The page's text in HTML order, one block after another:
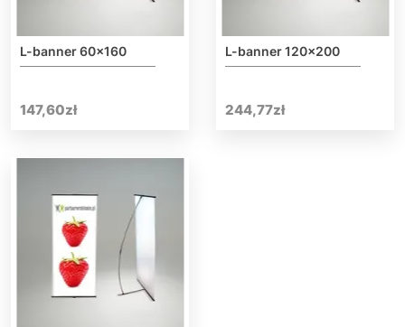
L-banner 60×160
147,60zł
L-banner 120×200
244,77zł